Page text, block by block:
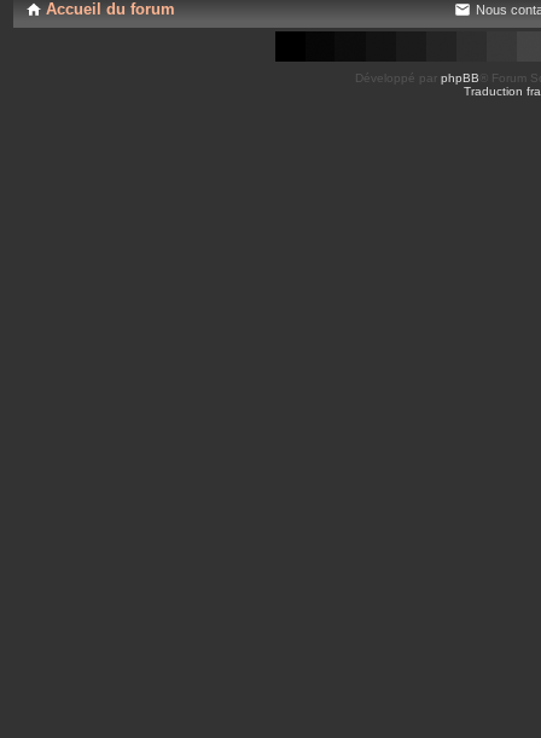
Accueil du forum Nous
Développé par phpBB ® Forum
Traduction